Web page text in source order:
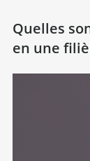
Quelles
en une